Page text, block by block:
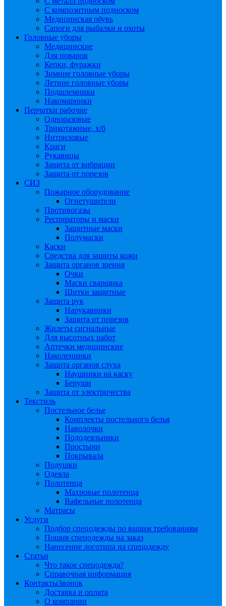
С композитным подноском
Медицинская обувь
Сапоги для рыбалки и охоты
Головные уборы
Медицинские
Для поваров
Кепки, фуражки
Зимние головные уборы
Летние головные уборы
Подшлемники
Накомарники
Перчатки рабочие
Одноразовые
Трикотажные, х/б
Нитриловые
Краги
Рукавицы
Защита от вибрации
Защита от порезов
СИЗ
Пожарное оборудование
Огнетушители
Противогазы
Респираторы и маски
Защитные маски
Полумаски
Каски
Средства для защиты кожи
Защита органов зрения
Очки
Маски сварщика
Щитки защитные
Защита рук
Нарукавники
Защита от порезов
Жилеты сигнальные
Для высотных работ
Аптечки медицинские
Наколенники
Защита органов слуха
Наушники на каску
Беруши
Защита от электричества
Текстиль
Постельное белье
Комплекты постельного белья
Наволочки
Пододеяльники
Простыни
Покрывала
Подушки
Одеяла
Полотенца
Махровые полотенца
Вафельные полотенца
Матрасы
Услуги
Подбор спецодежды по вашим требованиям
Пошив спецодежды на заказ
Нанесение логотипа на спецодежду
Статьи
Что такое спецодежда?
Справочная информация
КонтактыЗвонок
Доставка и оплата
О компании